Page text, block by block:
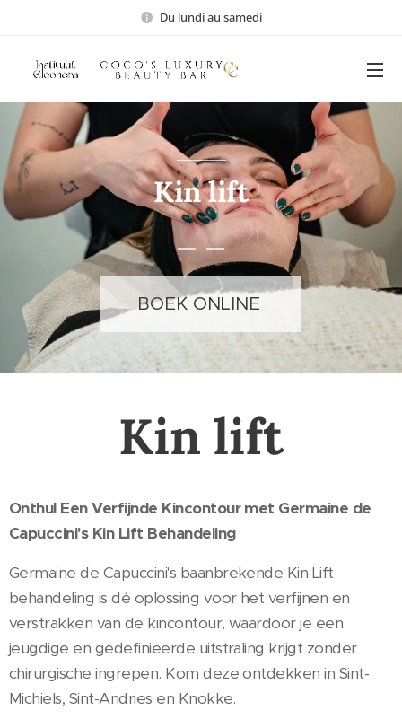
Du lundi au samedi
Kin lift
BOEK ONLINE
Kin lift
Onthul Een Verfijnde Kincontour met Germaine de
Capuccini's Kin Lift Behandeling
Germaine de Capuccini's baanbrekende Kin Lift
behandeling is dé oplossing voor het verfijnen en
verstrakken van de kincontour, waardoor je een
jeugdige en gedefinieerde uitstraling krijgt zonder
chirurgische ingrepen. Kom deze ontdekken in Sint-
Michiels, Sint-Andries en Knokke.